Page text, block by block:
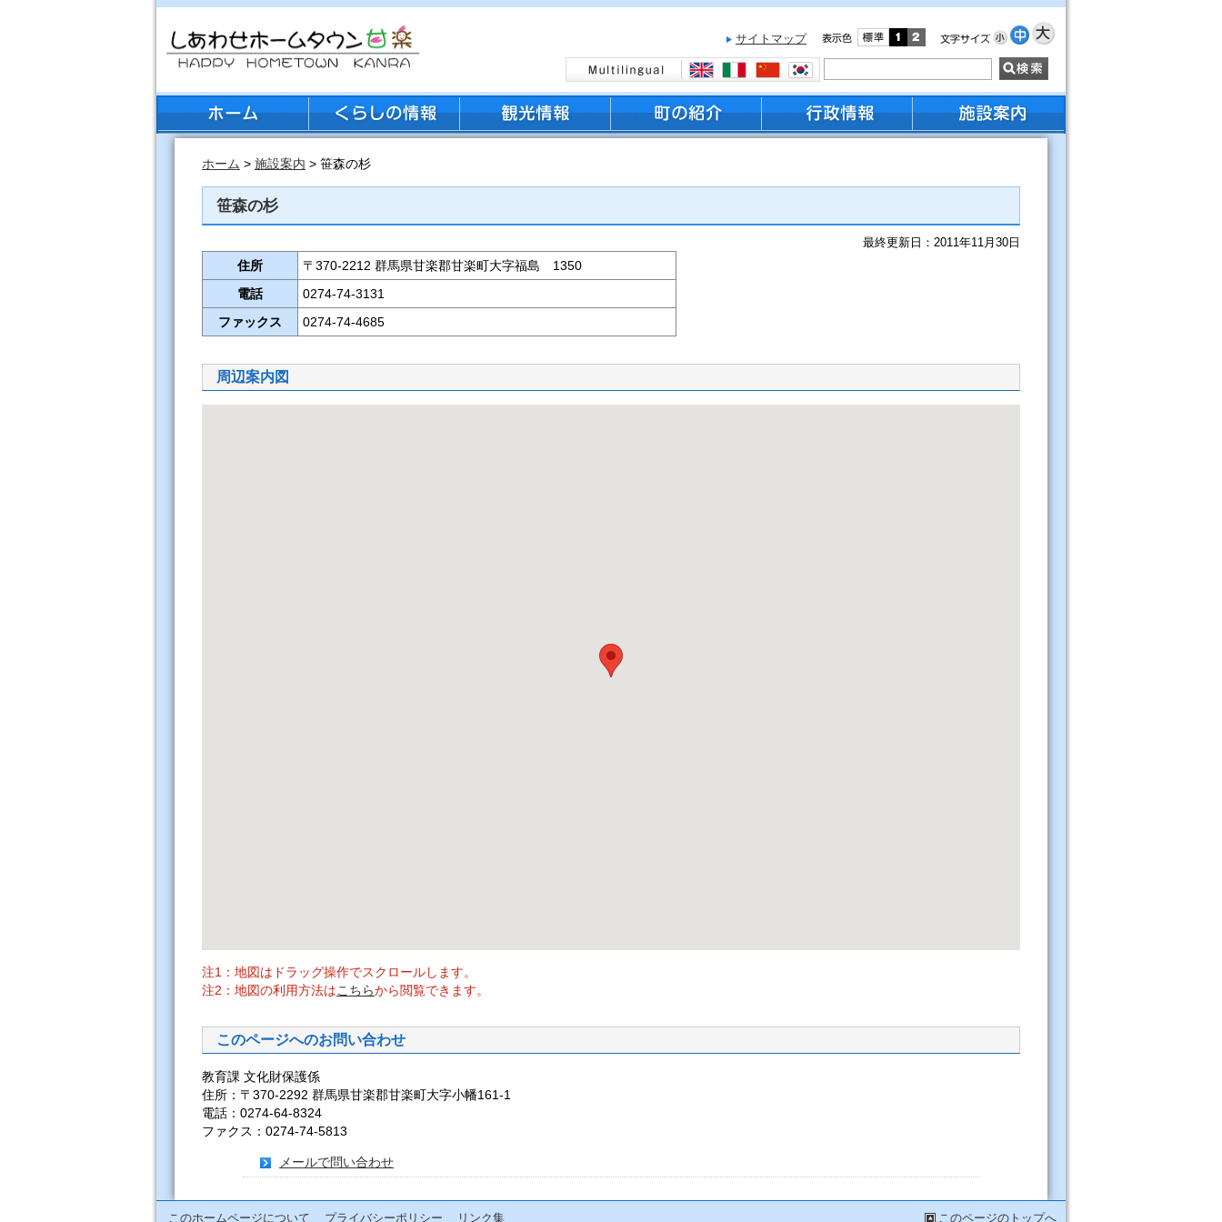
サイトマップ
ホーム > 施設案内 > 笹森の杉
笹森の杉
最終更新日：2011年11月30日
住所
〒370-2212 群馬県甘楽郡甘楽町大字福島 1350
電話
0274-74-3131
ファックス
0274-74-4685
周辺案内図
注1：地図はドラッグ操作でスクロールします。
注2：地図の利用方法はこちらから閲覧できます。
このページへのお問い合わせ
教育課 文化財保護係
住所：〒370-2292 群馬県甘楽郡甘楽町大字小幡161-1
電話：0274-64-8324
ファクス：0274-74-5813
メールで問い合わせ
このページのトップへ
このホームページについて プライバシーポリシー リンク集